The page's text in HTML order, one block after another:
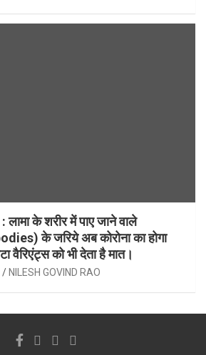
के शरीर में पाए जाने वाले
के जरिये अब कोरोना का होगा
वैरिएंट्स को भी देता है मात।
NILESH GOVIND RAO